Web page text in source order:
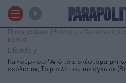
Παραπολιτικά | Ειδήσεις - Οι ειδήσεις
κόσμο
Lifestyle
Καινούργιου: "Από τότε σκέφτομαι
σχόλιο της Τσιμτσιλή που την άγχωσε